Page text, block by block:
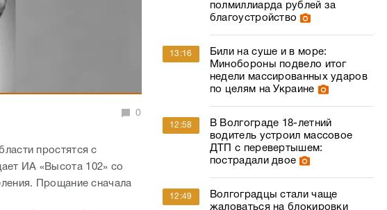
0
простятся с
ИА «Высота 102» со
Прощание сначала
полмиллиарда рублей за
благоустройство
13:16
Били на суше и в море:
Минобороны подвело итог
недели массированных ударов
по целям на Украине
12:58
В Волгограде 18-летний
водитель устроил массовое
ДТП с перевертышем:
пострадали двое
12:49
Волгоградцы стали чаще
жаловаться на блокировки